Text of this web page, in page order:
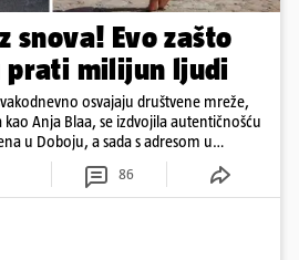
snova! Evo zašto
prati milijun ljudi
osvajaju društvene mreže,
Anja Blaa, se izdvojila autentičnošću
u Doboju, a sada s adresom u
discipline i mladenačke energije
86